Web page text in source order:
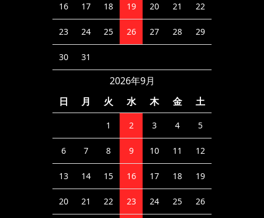
16 17 18 19 20 21 22
23 24 25 26 27 28 29
30 31
2026年9月
日
月 火 水 木 金 土
1 2 3 4 5
6 7 8 9 10 11 12
13 14 15 16 17 18 19
20 21 22 23 24 25 26